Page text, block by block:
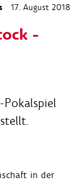
17. August 2018
-
Pokalspiel
in der